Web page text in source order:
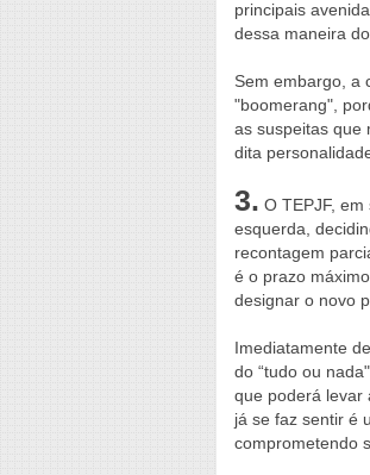
principais
dessa maneira
Sem embargo, a
"boomerang",
as suspeitas que
dita
3. O TEPJF,
esquerda,
recontagem
é o prazo
designar o novo
Imediatamente
do “tudo ou
que poderá levar
já se faz sentir é
comprometendo